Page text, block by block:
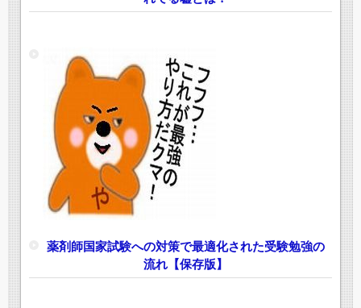
薬剤師国家試験への対策で最適化された受験勉強の
流れ【保存版】